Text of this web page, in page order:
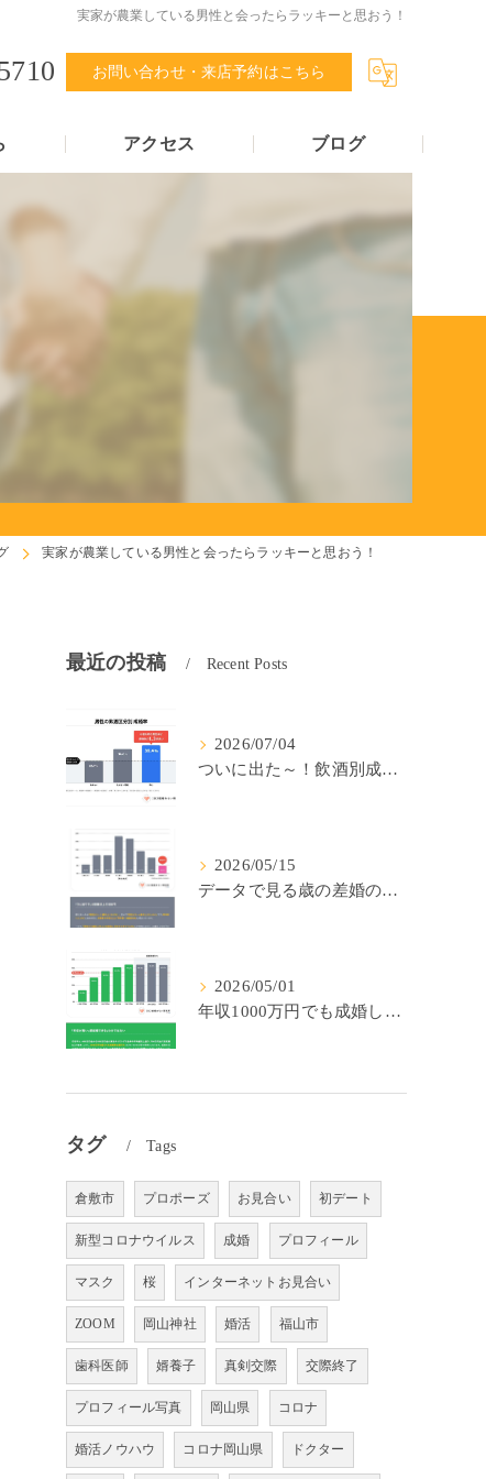
実家が農業している男性と会ったらラッキーと思おう！
お問い合わせ・来店予約はこちら
アクセス ブログ
実家が農業している男性と会ったらラッキーと思おう！
最近の投稿 Recent Posts
2026/07/04
ついに出た～！飲酒別成婚率(IBJ)！
2026/05/15
データで見る歳の差婚の確率の低さ。
2026/05/01
年収1000万円でも成婚しやすいとは限らない? 「年収帯別の成婚率」のリアル
タグ Tags
倉敷市 プロポーズ お見合い 初デート
新型コロナウイルス 成婚 プロフィール
マスク 桜 インターネットお見合い
ZOOM 岡山神社 婚活 福山市
歯科医師 婿養子 真剣交際 交際終了
プロフィール写真 岡山県 コロナ
婚活ノウハウ コロナ岡山県 ドクター